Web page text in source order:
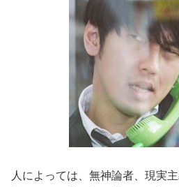
人によっては、無神論者、現実